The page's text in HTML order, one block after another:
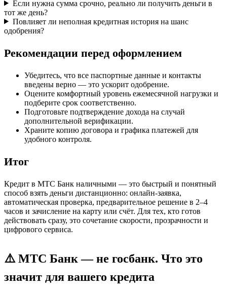
Если нужна сумма срочно, реально ли получить деньги в
тот же день?
Повлияет ли неполная кредитная история на шанс
одобрения?
Рекомендации перед оформлением
Убедитесь, что все паспортные данные и контакты
введены верно — это ускорит одобрение.
Оцените комфортный уровень ежемесячной нагрузки и
подберите срок соответственно.
Подготовьте подтверждение дохода на случай
дополнительной верификации.
Храните копию договора и графика платежей для
удобного контроля.
Итог
Кредит в МТС Банк наличными — это быстрый и понятный
способ взять деньги дистанционно: онлайн-заявка,
автоматическая проверка, предварительное решение в 2–4
часов и зачисление на карту или счёт. Для тех, кто готов
действовать сразу, это сочетание скорости, прозрачности и
цифрового сервиса.
⚠️ МТС Банк — не госбанк. Что это
значит для вашего кредита